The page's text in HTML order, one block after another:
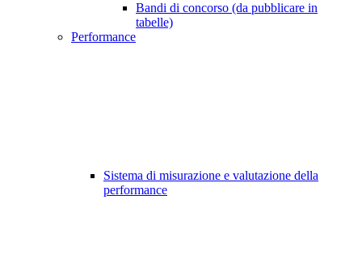
Bandi di concorso (da pubblicare in
tabelle)
Performance
Sistema di misurazione e valutazione della
performance